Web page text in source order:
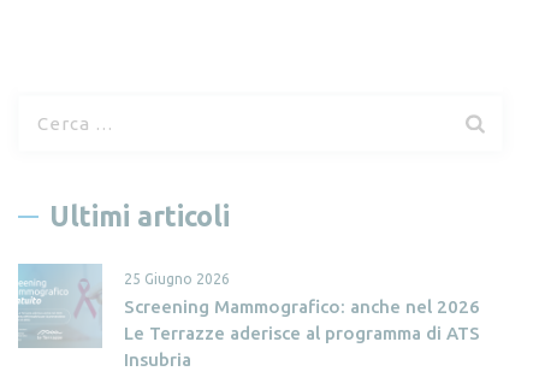
c
a
p
e
Ultimi articoli
25 Giugno 2026
Screening Mammografico: anche nel 2026
Le Terrazze aderisce al programma di ATS
Insubria